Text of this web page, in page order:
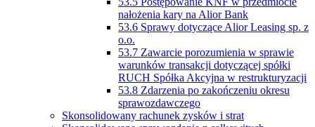
nałożenia kary na Alior Bank
53.6 Sprawy dotyczące Alior Leasing sp. z
o.o.
53.7 Zawarcie porozumienia w sprawie
warunków transakcji dotyczącej spółki
RUCH Spółka Akcyjna w restrukturyzacji
53.8 Zdarzenia po zakończeniu okresu
sprawozdawczego
Skonsolidowany rachunek zysków i strat